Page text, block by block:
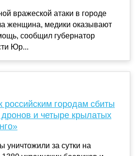
вражеской атаки в городе
женщина, медики оказывают
сообщил губернатор
Юр...
городам сбиты
дронов и четыре крылатых
уничтожили за сутки на